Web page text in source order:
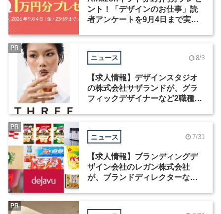
ント！「デザインのお仕事」読
者アンケートを9月4日まで実施
ニュース 8/3
【求人情報】デザインスタジオ
の株式会社サザランドが、グラ
フィックデザイナーなど2職種を
PR
ニュース 7/31
【求人情報】ブランディングデ
ザイン会社のレガン株式会社
が、ブランドディレクターなど3
PR
PR